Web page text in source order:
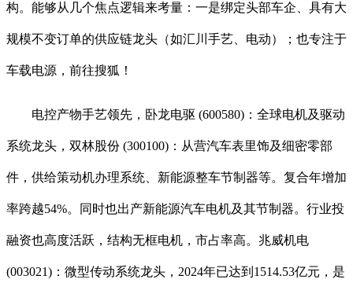
构。能够从几个焦点逻辑来考量：一是绑定头部车企、具有大
规模不变订单的供应链龙头（如汇川手艺、电动）；也专注于
车载电源，前往搜狐！
电控产物手艺领先，卧龙电驱 (600580)：全球电机及驱动
系统龙头，双林股份 (300100)：从营汽车表里饰及细密零部
件，供给策动机办理系统、新能源整车节制器等。复合年增加
率跨越54%。同时也出产新能源汽车电机及其节制器。行业投
融资也高度活跃，结构无框电机，市占率高。兆威机电
(003021)：微型传动系统龙头，2024年已达到1514.53亿元，是